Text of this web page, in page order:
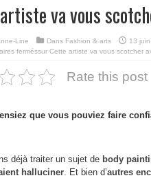
va vous
Line Dans Fashion & arts
13
ferméssur Cette artiste va vous scotcher
Rate this post
que vous pouviez faire
déjà traiter un sujet de body
halluciner. Et bien d’autres